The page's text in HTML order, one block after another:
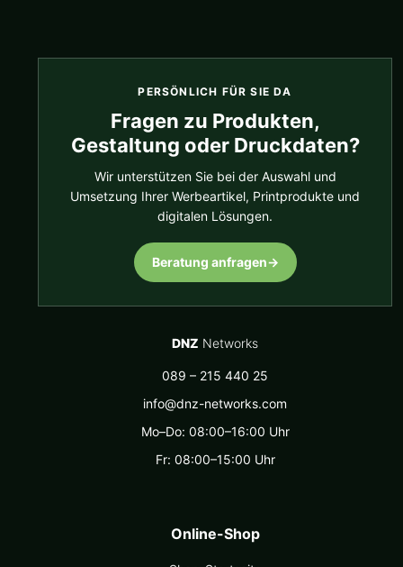
PERSÖNLICH FÜR SIE DA
Fragen zu Produkten,
Gestaltung oder Druckdaten?
Wir unterstützen Sie bei der Auswahl und
Umsetzung Ihrer Werbeartikel, Printprodukte und
digitalen Lösungen.
Beratung anfragen→
DNZ Networks
089 – 215 440 25
info@dnz-networks.com
Mo–Do: 08:00–16:00 Uhr
Fr: 08:00–15:00 Uhr
Online-Shop